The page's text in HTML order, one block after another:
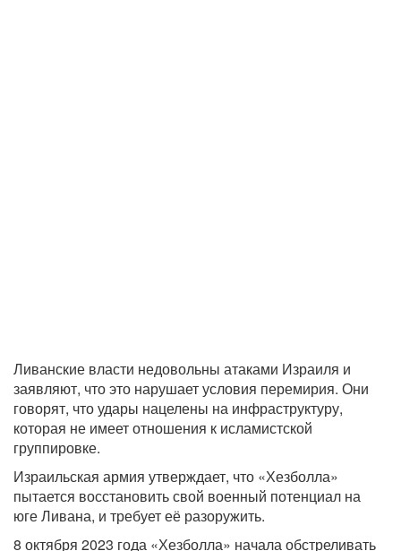
Ливанские власти недовольны атаками Израиля и
заявляют, что это нарушает условия перемирия. Они
говорят, что удары нацелены на инфраструктуру,
которая не имеет отношения к исламистской
группировке.
Израильская армия утверждает, что «Хезболла»
пытается восстановить свой военный потенциал на
юге Ливана, и требует её разоружить.
8 октября 2023 года «Хезболла» начала обстреливать